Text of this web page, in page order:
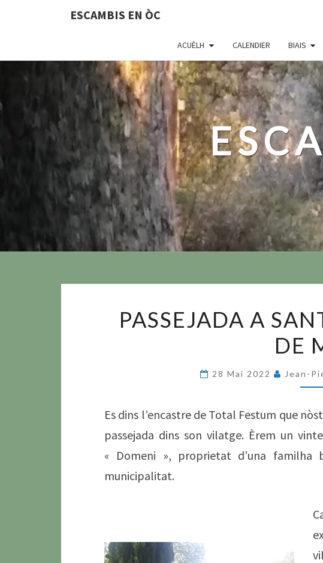
ESCAMBIS EN ÒC
ACUÈLH CALENDIER BIAIS
PASSEJADA A
DE
28 Mai 2022 Jean-
Es dins l’encastre de Total Festum que
passejada dins son vilatge. Èrem un
« Domeni », proprietat d’una familha
municipalitat.